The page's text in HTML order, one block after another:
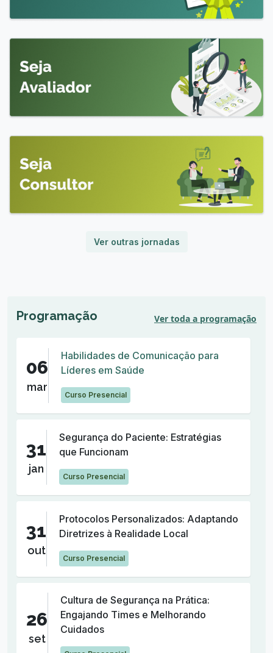
Ver outras jornadas
Programação Ver toda a programação
06
mar
Habilidades de Comunicação para
Líderes em Saúde
Curso Presencial
31
jan
Segurança do Paciente: Estratégias
que Funcionam
Curso Presencial
31
out
Protocolos Personalizados: Adaptando
Diretrizes à Realidade Local
Curso Presencial
26
set
Cultura de Segurança na Prática:
Engajando Times e Melhorando
Cuidados